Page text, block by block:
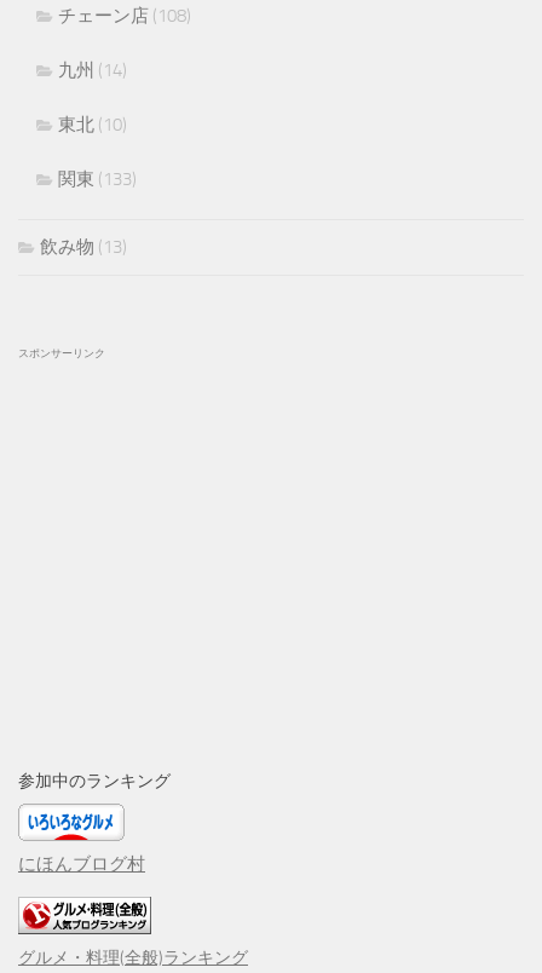
チェーン店 (108)
九州 (14)
東北 (10)
関東 (133)
飲み物 (13)
スポンサーリンク
参加中のランキング
にほんブログ村
グルメ・料理(全般)ランキング